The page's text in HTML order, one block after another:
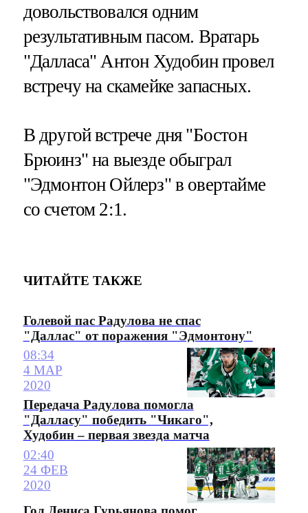
довольствовался одним
результативным пасом. Вратарь
"Далласа" Антон Худобин провел
встречу на скамейке запасных.
В другой встрече дня "Бостон
Брюинз" на выезде обыграл
"Эдмонтон Ойлерз" в овертайме
со счетом 2:1.
ЧИТАЙТЕ ТАКЖЕ
Голевой пас Радулова не спас
"Даллас" от поражения "Эдмонтону"
08:34
4 МАР
2020
Передача Радулова помогла
"Далласу" победить "Чикаго",
Худобин – первая звезда матча
02:40
24 ФЕВ
2020